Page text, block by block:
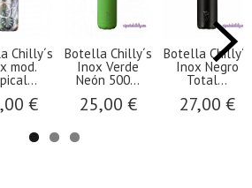
Botella Chilly´s
Inox Verde
Neón 500...
25,00 €
Botella Chilly´s
Inox Negro
Total...
27,00 €
Botella
Inox